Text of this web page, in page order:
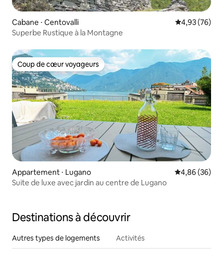
Cabane ⋅ Centovalli Évaluation
4,93 (76)
Superbe Rustique à la Montagne
Coup de cœur voyageurs
Coup de cœur voyageurs
Appartement ⋅ Lugano Évaluation
4,86 (36)
Suite de luxe avec jardin au centre de Lugano
Destinations à découvrir
Autres types de logements Activités